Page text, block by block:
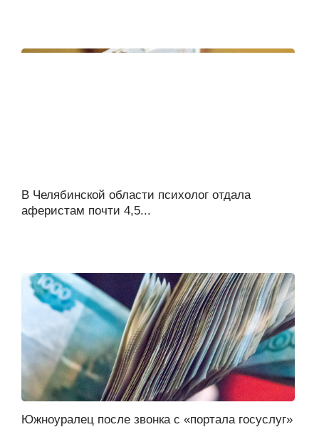
В Челябинской области психолог отдала
аферистам почти 4,5...
Южноуралец после звонка с «портала госуслуг»